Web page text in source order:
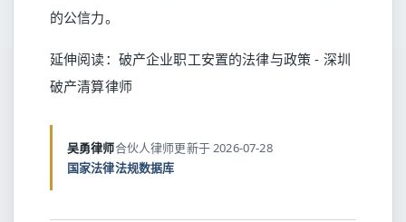
的公信力。
延伸阅读： 破产企业职工安置的法律与政策 - 深圳
破产清算律师
吴勇律师合伙人律师更新于 2026-07-28
国家法律法规数据库